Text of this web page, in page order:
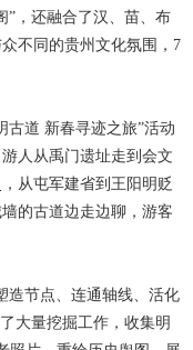
”，还融合了汉、苗、布
不同的贵州文化氛围， 7
古道 新春寻迹之旅”活动
人从禹门遗址走到会文
从屯军建省到王阳明贬
的古道边走边聊，游客
造节点、连通轴线、活化
大量挖掘工作，收集明